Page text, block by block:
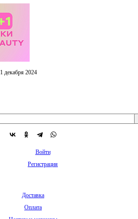
1 декабря 2024
Войти
Регистрация
Доставка
Оплата